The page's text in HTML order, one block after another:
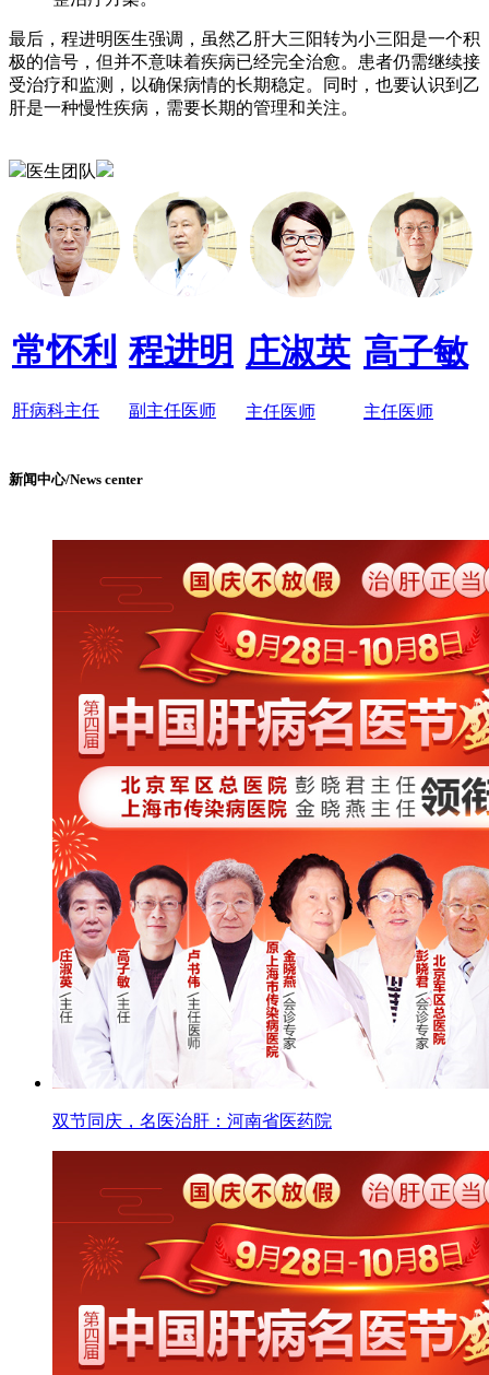
最后，程进明医生强调，虽然乙肝大三阳转为小三阳是一个积
极的信号，但并不意味着疾病已经完全治愈。患者仍需继续接
受治疗和监测，以确保病情的长期稳定。同时，也要认识到乙
肝是一种慢性疾病，需要长期的管理和关注。
医生团队
常怀利
肝病科主任
程进明
副主任医师
庄淑英
主任医师
高子敏
主任医师
新闻中心/News center
双节同庆，名医治肝：河南省医药院